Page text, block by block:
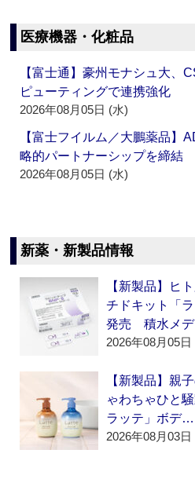
医療機器・化粧品
【富士通】豪州モナシュ大、
ピューティングで連携強化
2026年08月05日 (水)
【富士フイルム／大鵬薬品】
略的パートナーシップを締結
2026年08月05日 (水)
新薬・新製品情報
【新製品】ヒ
チドキット「
発売 積水メ
2026年08月05日
【新製品】親
ゃわちゃひと
ラッテ」ボデ…
2026年08月03日